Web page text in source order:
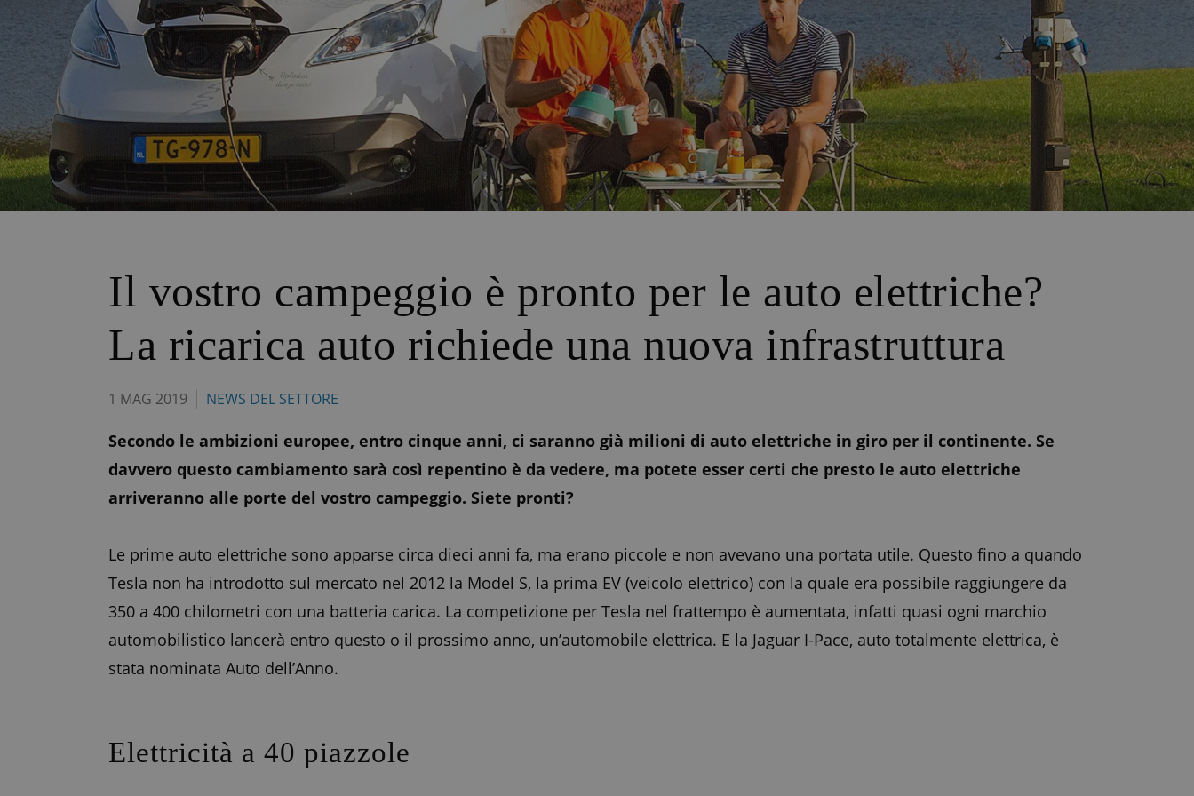
Il vostro campeggio è pronto per le auto elettriche?
La ricarica auto richiede una nuova infrastruttura
1 MAG 2019 NEWS DEL SETTORE
Secondo le ambizioni europee, entro cinque anni, ci saranno già milioni di auto elettriche in giro per il continente. Se
davvero questo cambiamento sarà così repentino è da vedere, ma potete esser certi che presto le auto elettriche
arriveranno alle porte del vostro campeggio. Siete pronti?
Le prime auto elettriche sono apparse circa dieci anni fa, ma erano piccole e non avevano una portata utile. Questo fino a quando
Tesla non ha introdotto sul mercato nel 2012 la Model S, la prima EV (veicolo elettrico) con la quale era possibile raggiungere da
350 a 400 chilometri con una batteria carica. La competizione per Tesla nel frattempo è aumentata, infatti quasi ogni marchio
automobilistico lancerà entro questo o il prossimo anno, un’automobile elettrica. E la Jaguar I-Pace, auto totalmente elettrica, è
stata nominata Auto dell’Anno.
Elettricità a 40 piazzole